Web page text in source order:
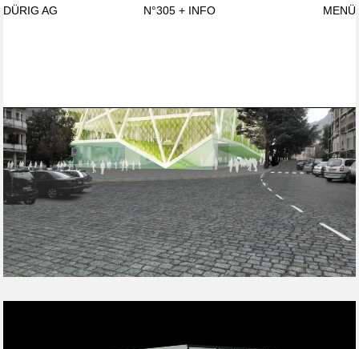
DÜRIG AG MENÜ
N°305 + INFO